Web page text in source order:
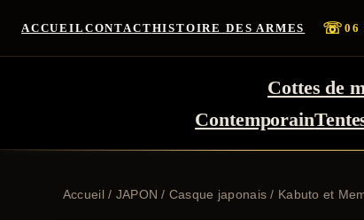
ACCUEIL CONTACTHISTOIRE DES ARMES ☏06
Cottes de
Contemporain
Accueil/ JAPON / Casque japonais / Kabuto et